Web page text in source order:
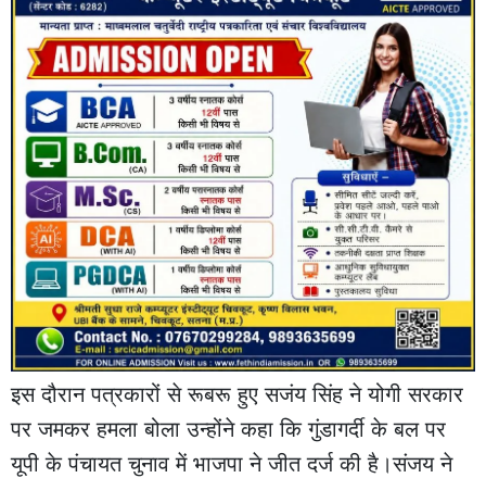
इस दौरान पत्रकारों से रूबरू हुए सजंय सिंह ने योगी सरकार
पर जमकर हमला बोला उन्होंने कहा कि गुंडागर्दी के बल पर
यूपी के पंचायत चुनाव में भाजपा ने जीत दर्ज की है।संजय ने